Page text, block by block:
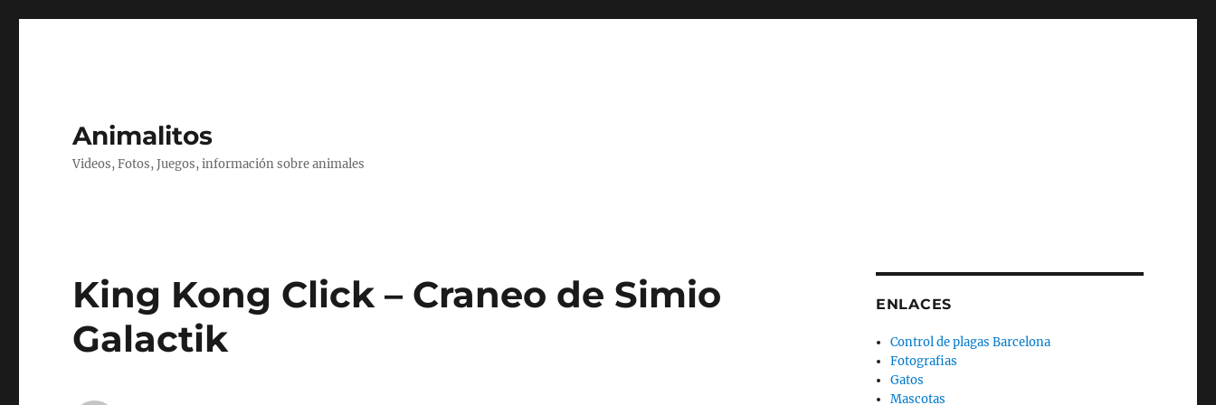
Animalitos
Videos, Fotos, Juegos, información sobre animales
King Kong Click – Craneo de Simio
Galactik
ENLACES
Control de plagas Barcelona
Fotografias
Gatos
Mascotas